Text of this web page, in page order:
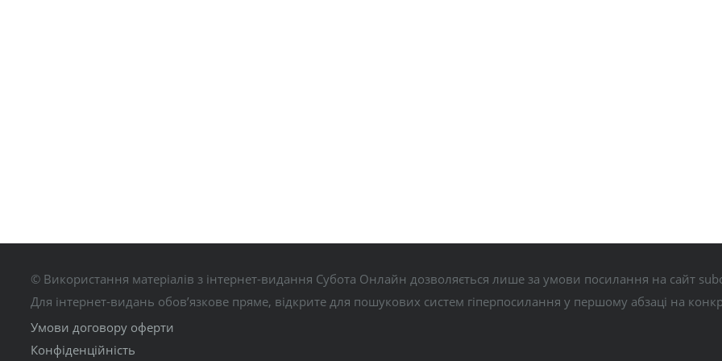
© Використання матеріалів з інтернет-видання Субота Онлайн дозволяється лише за умови посилання на сайт
Для інтернет-видань обов’язкове пряме, відкрите для пошукових систем гіперпосилання у першому абзаці на
Умови договору оферти
Конфіденційність